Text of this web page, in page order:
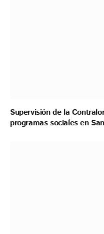
Supervisión de la
programas sociales en